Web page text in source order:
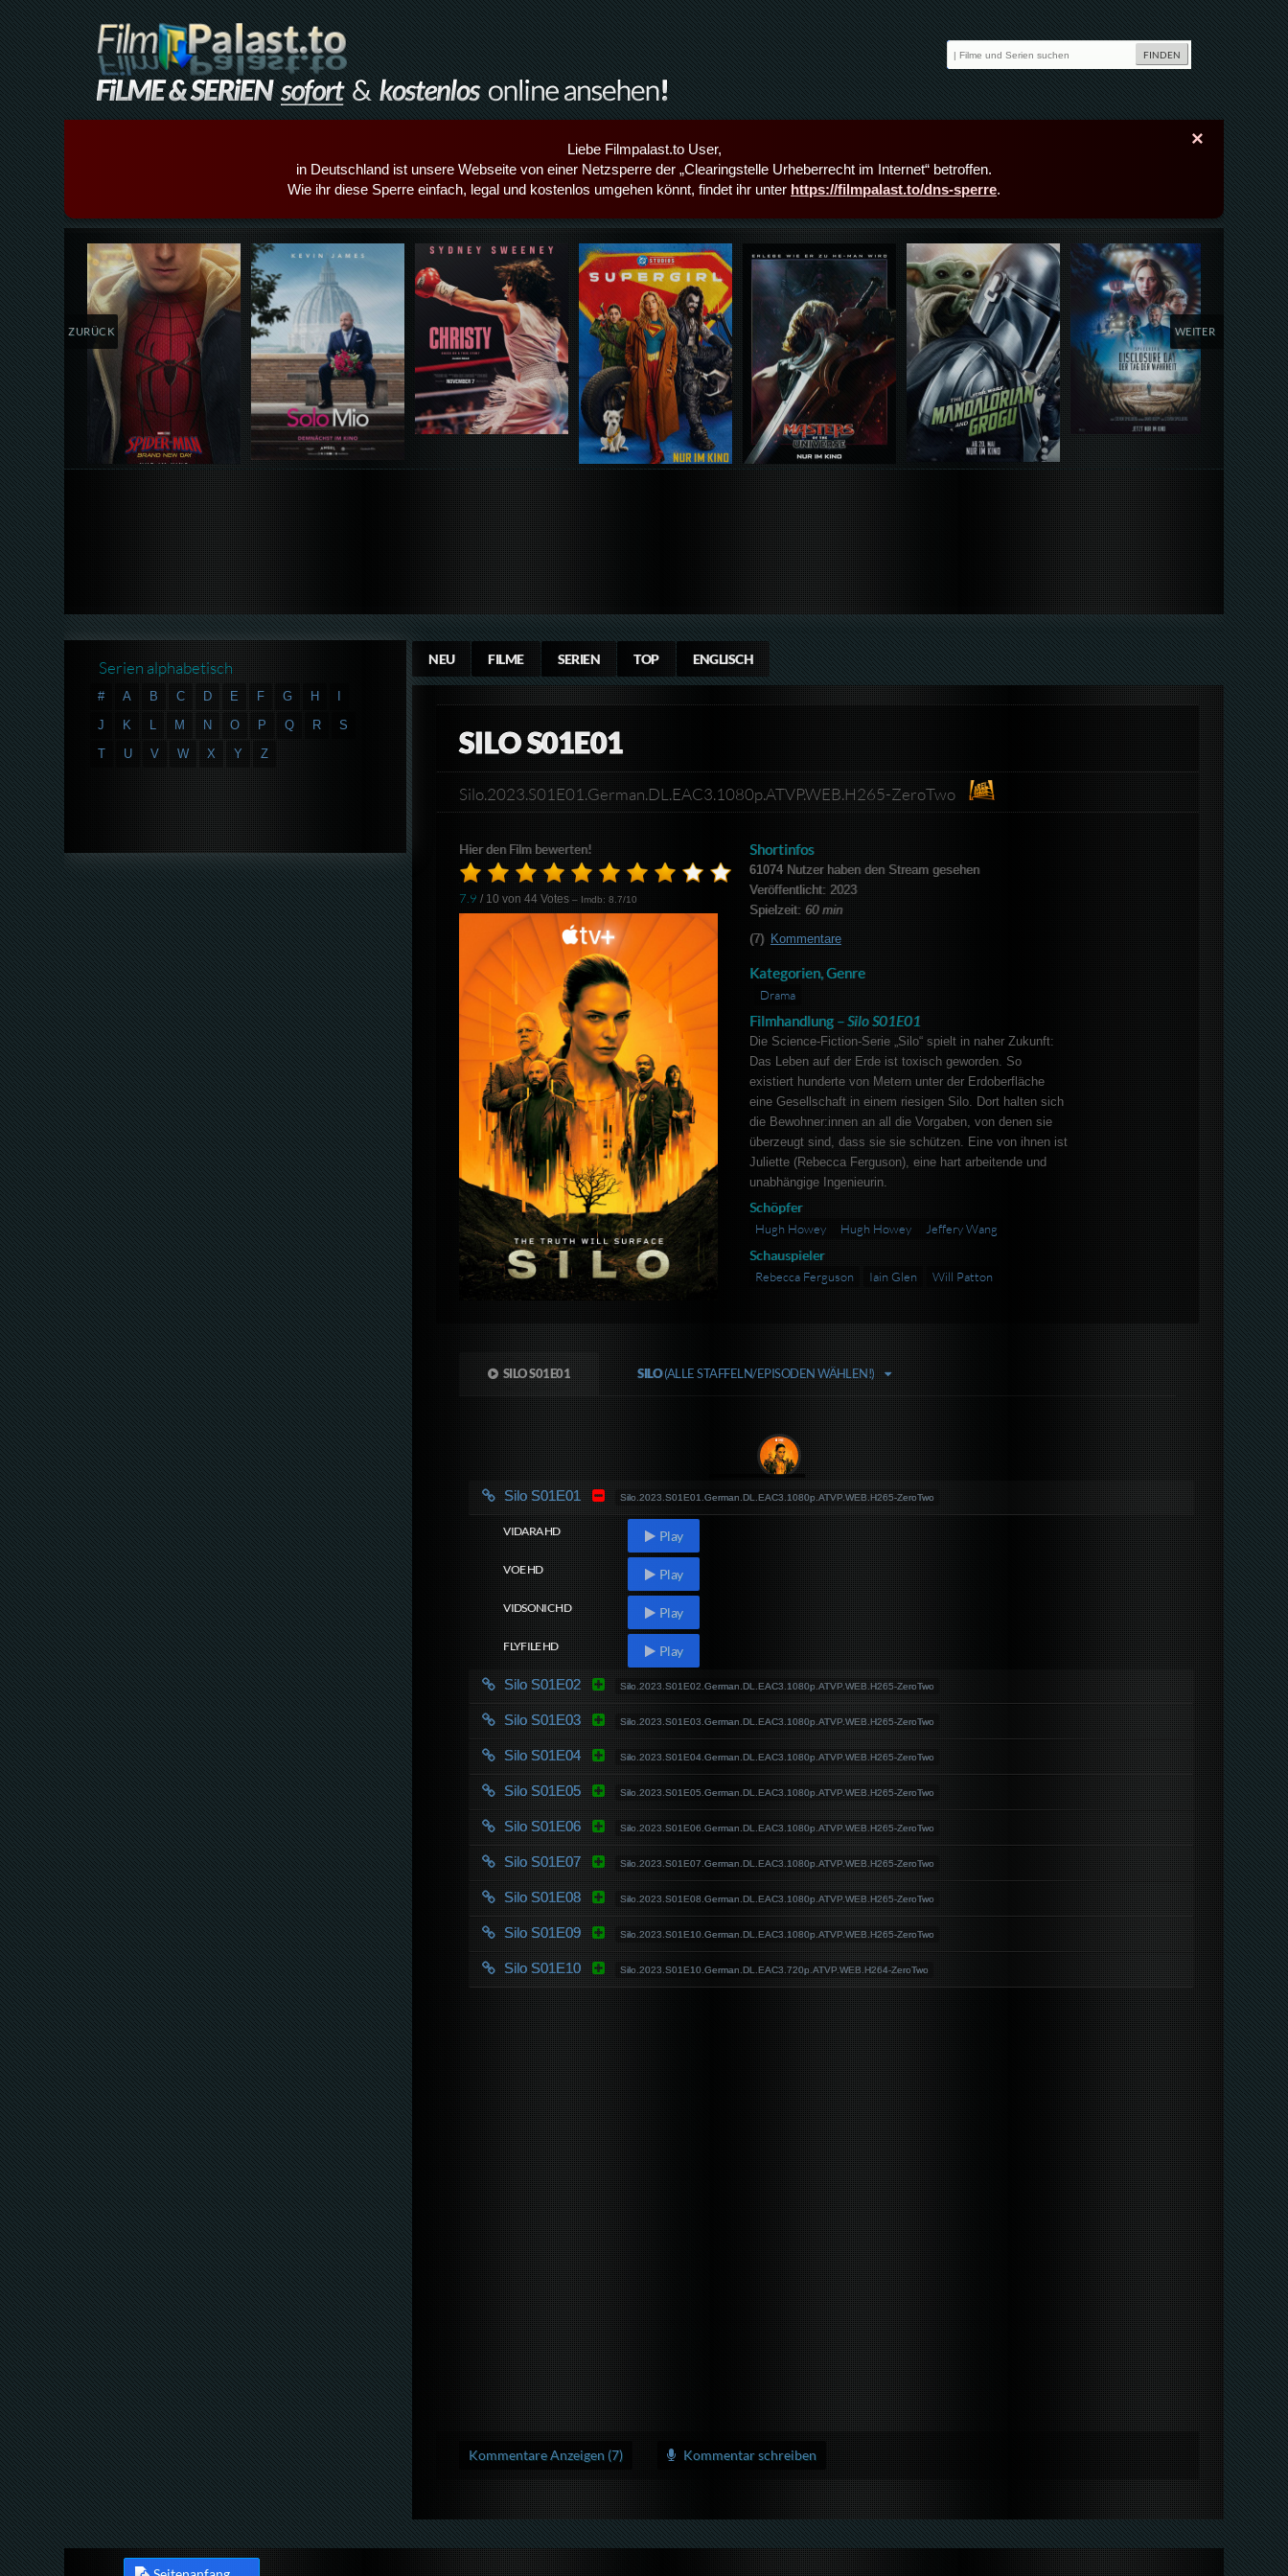
×
Liebe Filmpalast.to User,
in Deutschland ist unsere Webseite von einer Netzsperre der „Clearingstelle Urheberrecht im Internet“ betroffen.
Wie ihr diese Sperre einfach, legal und kostenlos umgehen könnt, findet ihr unter https://filmpalast.to/dns-sperre.
Details,Play Details,Play Details,Play Details,Play Details,Play Details,Play Details,Play
ZURÜCK WEITER
NEU FILME SERIEN TOP ENGLISCH
SILO S01E01
Silo.2023.S01E01.German.DL.EAC3.1080p.ATVP.WEB.H265-ZeroTwo
Hier den Film bewerten!
7.9 / 10 von44 Votes – Imdb: 8.7/10
Shortinfos
61074Nutzer haben den Stream gesehen
Veröffentlicht: 2023
Spielzeit: 60 min
(7) Kommentare
Kategorien, Genre
Drama
Filmhandlung –Silo S01E01
Die Science-Fiction-Serie „Silo“ spielt in naher Zukunft:
Das Leben auf der Erde ist toxisch geworden. So
existiert hunderte von Metern unter der Erdoberfläche
eine Gesellschaft in einem riesigen Silo. Dort halten sich
die Bewohner:innen an all die Vorgaben, von denen sie
überzeugt sind, dass sie sie schützen. Eine von ihnen ist
Juliette (Rebecca Ferguson), eine hart arbeitende und
unabhängige Ingenieurin.
Schöpfer
Hugh Howey Hugh Howey Jeffery Wang
Schauspieler
Rebecca Ferguson Iain Glen Will Patton
SILO S01E01 SILO(ALLE STAFFELN/EPISODEN WÄHLEN!)
Silo S01E01 Silo.2023.S01E01.German.DL.EAC3.1080p.ATVP.WEB.H265-ZeroTwo
VIDARA HD Play
VOE HD Play
VIDSONIC HD Play
FLYFILE HD Play
Silo S01E02 Silo.2023.S01E02.German.DL.EAC3.1080p.ATVP.WEB.H265-ZeroTwo
Silo S01E03 Silo.2023.S01E03.German.DL.EAC3.1080p.ATVP.WEB.H265-ZeroTwo
Silo S01E04 Silo.2023.S01E04.German.DL.EAC3.1080p.ATVP.WEB.H265-ZeroTwo
Silo S01E05 Silo.2023.S01E05.German.DL.EAC3.1080p.ATVP.WEB.H265-ZeroTwo
Silo S01E06 Silo.2023.S01E06.German.DL.EAC3.1080p.ATVP.WEB.H265-ZeroTwo
Silo S01E07 Silo.2023.S01E07.German.DL.EAC3.1080p.ATVP.WEB.H265-ZeroTwo
Silo S01E08 Silo.2023.S01E08.German.DL.EAC3.1080p.ATVP.WEB.H265-ZeroTwo
Silo S01E09 Silo.2023.S01E10.German.DL.EAC3.1080p.ATVP.WEB.H265-ZeroTwo
Silo S01E10 Silo.2023.S01E10.German.DL.EAC3.720p.ATVP.WEB.H264-ZeroTwo
Kommentare Anzeigen (7) Kommentar schreiben
Serien alphabetisch
# A B C D E F G H
J
K L M N O P Q R
S
T
U V W X Y Z